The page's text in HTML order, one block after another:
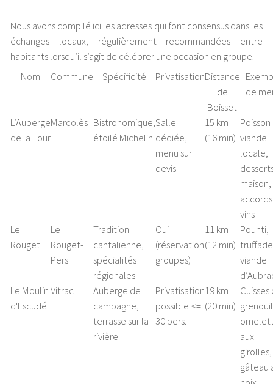
Nous avons compilé ici les adresses qui font consensus dans les
échanges locaux, régulièrement recommandées entre
habitants lorsqu’il s’agit de célébrer une occasion en groupe.
Nom
Commune Spécificité PrivatisationDistance
de
Boisset
de
L’Auberge
de la Tour
Marcolès Bistronomique,
étoilé Michelin
Salle
dédiée,
menu sur
devis
15 km
(16 min) viande
locale,
maison,
accords
vins
Le
Rouget
Le
Rouget-
Pers
Tradition
cantalienne,
spécialités
régionales
Oui
(réservation
groupes)
11 km
(12 min)
Pounti,
viande
Le Moulin
d'Escudé
Vitrac
Auberge de
campagne,
terrasse sur la
rivière
Privatisation
possible <=
30 pers.
19 km
(20 min)
Cuisses
aux
girolles,
gâteau